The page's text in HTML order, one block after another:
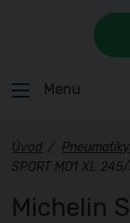
Menu
Úvod / Pneumatiky
SPORT MO1 XL
Michelin